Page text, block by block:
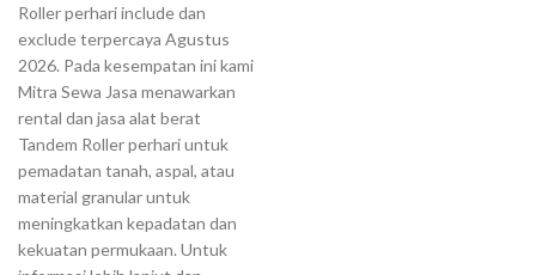
Roller perhari include dan
exclude terpercaya Agustus
2026. Pada kesempatan ini kami
Mitra Sewa Jasa menawarkan
rental dan jasa alat berat
Tandem Roller perhari untuk
pemadatan tanah, aspal, atau
material granular untuk
meningkatkan kepadatan dan
kekuatan permukaan. Untuk